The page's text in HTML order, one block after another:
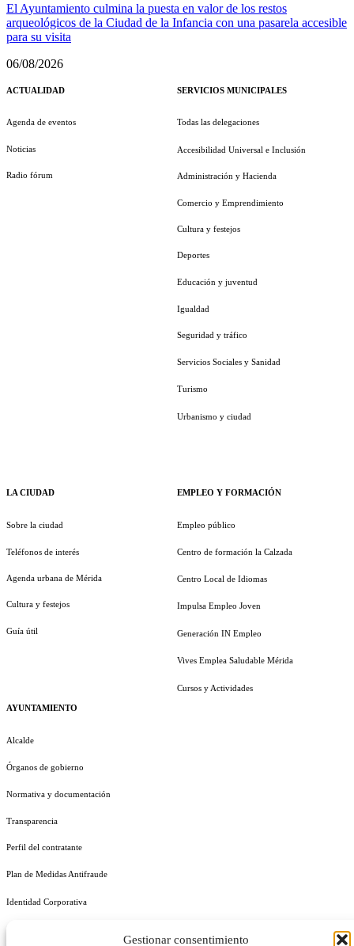
Gestionar consentimiento
El Ayuntamiento culmina la puesta en valor de los restos
arqueológicos de la Ciudad de la Infancia con una pasarela accesible
para su visita
06/08/2026
ACTUALIDAD
Agenda de eventos
Noticias
Radio fórum
LA CIUDAD
Sobre la ciudad
Teléfonos de interés
Agenda urbana de Mérida
Cultura y festejos
Guía útil
AYUNTAMIENTO
Alcalde
Órganos de gobierno
Normativa y documentación
Transparencia
Perfil del contratante
Plan de Medidas Antifraude
Identidad Corporativa
SERVICIOS MUNICIPALES
Todas las delegaciones
Accesibilidad Universal e Inclusión
Administración y Hacienda
Comercio y Emprendimiento
Cultura y festejos
Deportes
Educación y juventud
Igualdad
Seguridad y tráfico
Servicios Sociales y Sanidad
Turismo
Urbanismo y ciudad
EMPLEO Y FORMACIÓN
Empleo público
Centro de formación la Calzada
Centro Local de Idiomas
Impulsa Empleo Joven
Generación IN Empleo
Vives Emplea Saludable Mérida
Cursos y Actividades